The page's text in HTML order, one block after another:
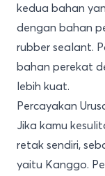
kedua bahan
dengan bahan
rubber sealant.
bahan perekat
lebih kuat.
Percayakan
Jika kamu
retak sendiri,
yaitu Kanggo.